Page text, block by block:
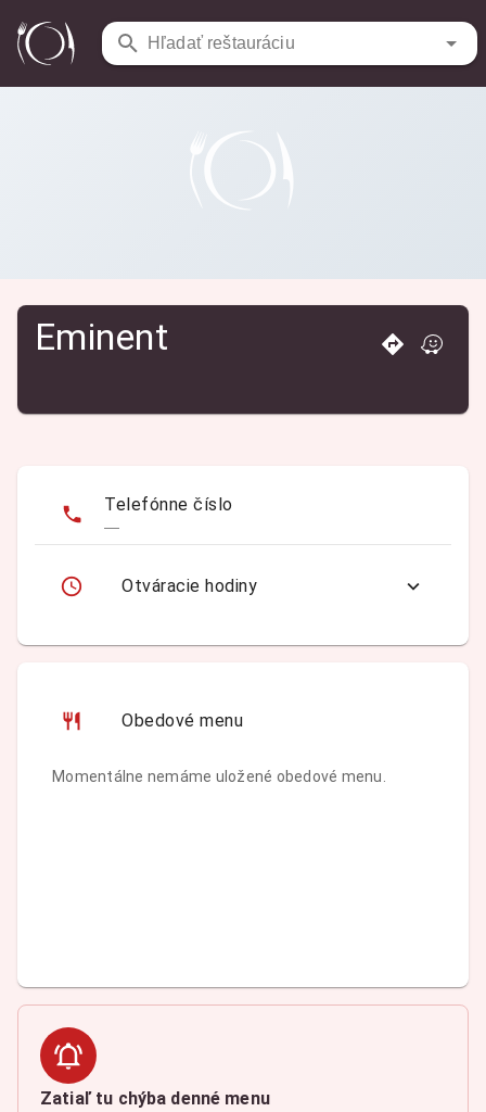
Hľadať reštauráciu
Reštaurácie / Eminent
Eminent
Telefónne číslo
—
Otváracie hodiny
Obedové menu
Momentálne nemáme uložené obedové menu.
Zatiaľ tu chýba denné menu